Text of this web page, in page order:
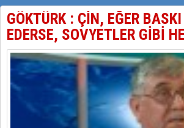
İŞGALCİ ÇİN,DOĞU
GÖKTÜRK : ÇİN, EĞER
EDERSE, SOVYETLER GİBİ